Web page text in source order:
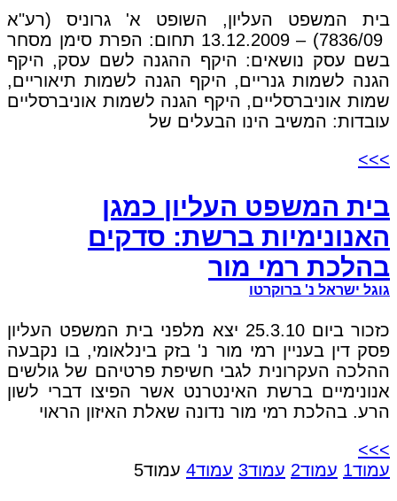
בית המשפט העליון, השופט א' גרוניס (רע"א
7836/09) – 13.12.2009 תחום: הפרת סימן מסחר
בשם עסק נושאים: היקף ההגנה לשם עסק, היקף
הגנה לשמות גנריים, היקף הגנה לשמות תיאוריים,
שמות אוניברסליים, היקף הגנה לשמות אוניברסליים
עובדות: המשיב הינו הבעלים של
>>>
בית המשפט העליון כמגן
האנונימיות ברשת: סדקים
בהלכת רמי מור
גוגל ישראל נ' ברוקרטו
כזכור ביום 25.3.10 יצא מלפני בית המשפט העליון
פסק דין בעניין רמי מור נ' בזק בינלאומי, בו נקבעה
ההלכה העקרונית לגבי חשיפת פרטיהם של גולשים
אנונימיים ברשת האינטרנט אשר הפיצו דברי לשון
הרע. בהלכת רמי מור נדונה שאלת האיזון הראוי
>>>
עמוד1 עמוד2 עמוד3 עמוד4 עמוד5